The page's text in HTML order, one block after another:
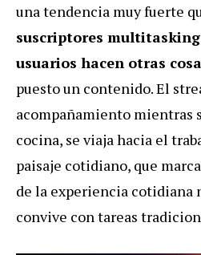
una tendencia muy fuerte
suscriptores multitasking
usuarios hacen otras
puesto un contenido. El
acompañamiento mientras
cocina, se viaja hacia el
paisaje cotidiano, que
de la experiencia cotidiana
convive con tareas